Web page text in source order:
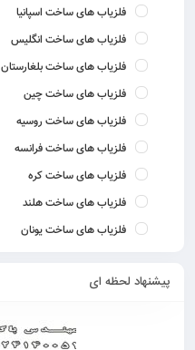
فلزیاب های ساخت اسپانیا
فلزیاب های ساخت انگلیس
فلزیاب های ساخت بلغارستان
فلزیاب های ساخت چین
فلزیاب های ساخت روسیه
فلزیاب های ساخت فرانسه
فلزیاب های ساخت کره
فلزیاب های ساخت هلند
فلزیاب های ساخت یونان
پیشنهاد لحظه ای